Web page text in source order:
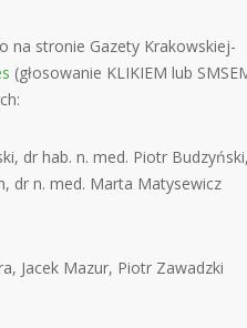
na stronie Gazety Krakowskiej-
(głosowanie KLIKIEM lub
dr hab. n. med. Piotr Budzyński,
dr n. med. Marta Matysewicz
Jacek Mazur, Piotr Zawadzki